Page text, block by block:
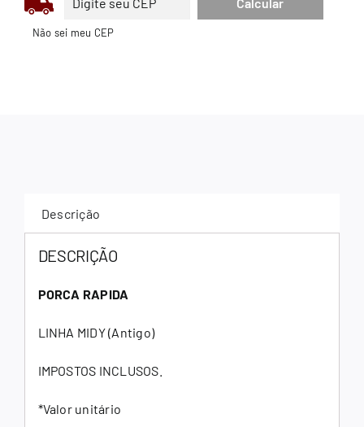
Não sei meu CEP
Descrição
DESCRIÇÃO
PORCA RAPIDA
LINHA MIDY (Antigo)
IMPOSTOS INCLUSOS.
*Valor unitário